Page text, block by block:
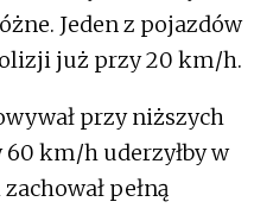
Jeden z pojazdów
już przy 20 km/h.
przy niższych
km/h uderzyłby w
pełną